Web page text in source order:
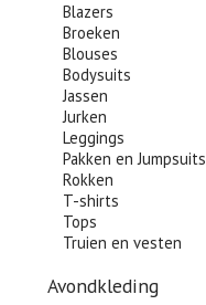
Blazers
Broeken
Blouses
Bodysuits
Jassen
Jurken
Leggings
Pakken en Jumpsuits
Rokken
T-shirts
Tops
Truien en vesten
Avondkleding